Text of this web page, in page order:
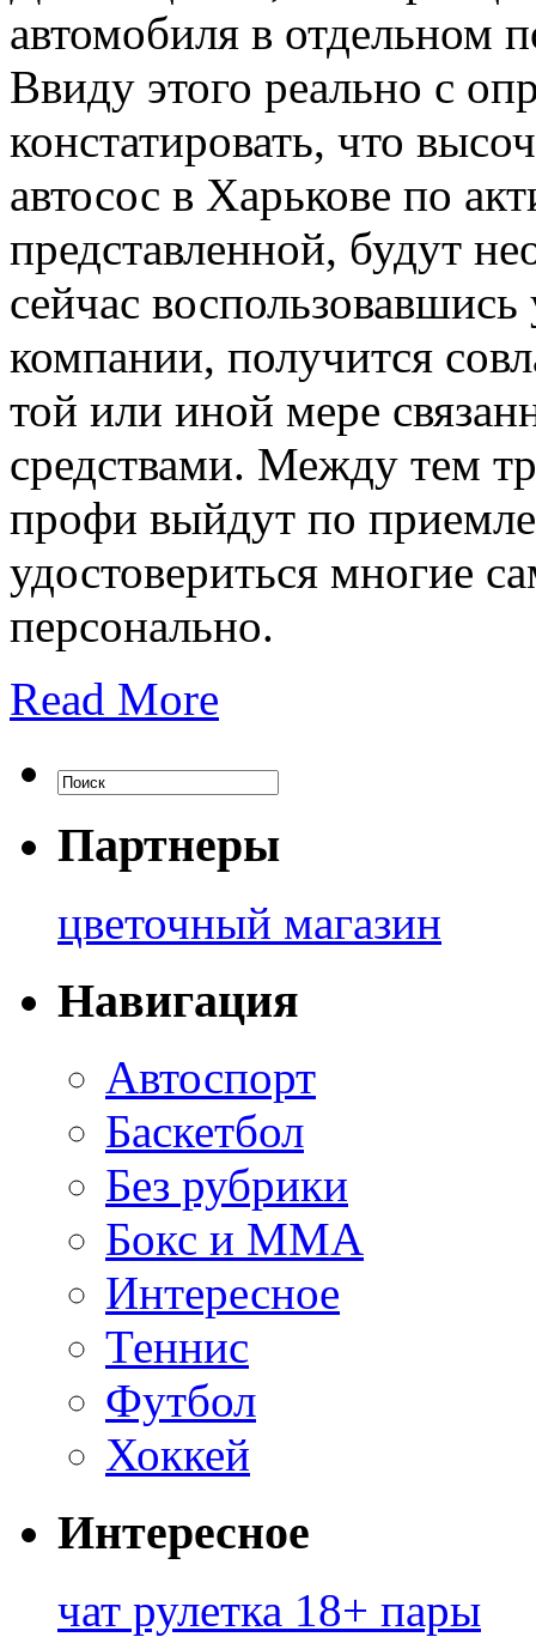
автомобиля в отдельном
Ввиду этого реально с
констатировать, что
автосос в Харькове по
представленной, будут
сейчас
компании, получится
той или иной мере
средствами. Между тем
профи выйдут по
удостовериться многие
персонально.
Read More
Партнеры
цветочный магазин
Навигация
Автоспорт
Баскетбол
Без рубрики
Бокс и ММА
Интересное
Теннис
Футбол
Хоккей
Интересное
чат рулетка 18+ пары